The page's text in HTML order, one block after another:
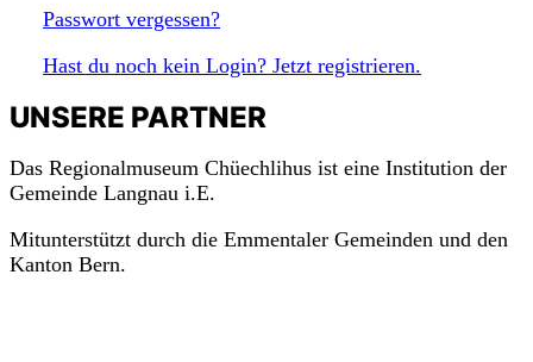
Passwort vergessen?
Hast du noch kein Login? Jetzt registrieren.
UNSERE PARTNER
Das Regionalmuseum Chüechlihus ist eine Institution der
Gemeinde Langnau i.E.
Mitunterstützt durch die Emmentaler Gemeinden und den
Kanton Bern.